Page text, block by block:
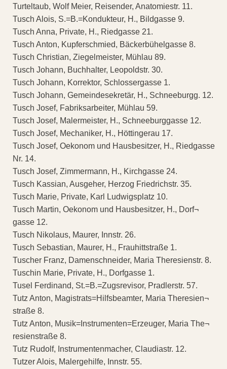
Turteltaub, Wolf Meier, Reisender, Anatomiestr. 11.
Tusch Alois, S.=B.=Kondukteur, H., Bildgasse 9.
Tusch Anna, Private, H., Riedgasse 21.
Tusch Anton, Kupferschmied, Bäckerbühelgasse 8.
Tusch Christian, Ziegelmeister, Mühlau 89.
Tusch Johann, Buchhalter, Leopoldstr. 30.
Tusch Johann, Korrektor, Schlossergasse 1.
Tusch Johann, Gemeindesekretär, H., Schneeburgg. 12.
Tusch Josef, Fabriksarbeiter, Mühlau 59.
Tusch Josef, Malermeister, H., Schneeburggasse 12.
Tusch Josef, Mechaniker, H., Höttingerau 17.
Tusch Josef, Oekonom und Hausbesitzer, H., Riedgasse
Nr. 14.
Tusch Josef, Zimmermann, H., Kirchgasse 24.
Tusch Kassian, Ausgeher, Herzog Friedrichstr. 35.
Tusch Marie, Private, Karl Ludwigsplatz 10.
Tusch Martin, Oekonom und Hausbesitzer, H., Dorf¬
gasse 12.
Tusch Nikolaus, Maurer, Innstr. 26.
Tusch Sebastian, Maurer, H., Frauhittstraße 1.
Tuscher Franz, Damenschneider, Maria Theresienstr. 8.
Tuschin Marie, Private, H., Dorfgasse 1.
Tusel Ferdinand, St.=B.=Zugsrevisor, Pradlerstr. 57.
Tutz Anton, Magistrats=Hilfsbeamter, Maria Theresien¬
straße 8.
Tutz Anton, Musik=Instrumenten=Erzeuger, Maria The¬
resienstraße 8.
Tutz Rudolf, Instrumentenmacher, Claudiastr. 12.
Tutzer Alois, Malergehilfe, Innstr. 55.